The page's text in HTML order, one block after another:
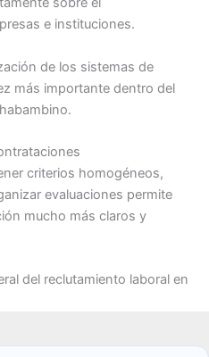
e instituciones.
de los sistemas de
más importante dentro del
criterios homogéneos,
evaluaciones permite
mucho más claros y
del reclutamiento laboral en